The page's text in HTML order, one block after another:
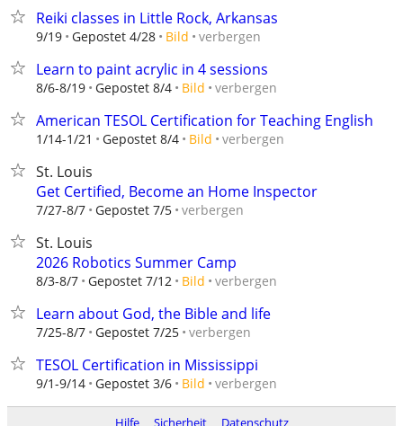
Reiki classes in Little Rock, Arkansas
9/19 Gepostet 4/28 Bild verbergen
Learn to paint acrylic in 4 sessions
8/6-8/19 Gepostet 8/4 Bild verbergen
American TESOL Certification for Teaching English
1/14-1/21 Gepostet 8/4 Bild verbergen
St. Louis
Get Certified, Become an Home Inspector
7/27-8/7 Gepostet 7/5 verbergen
St. Louis
2026 Robotics Summer Camp
8/3-8/7 Gepostet 7/12 Bild verbergen
Learn about God, the Bible and life
7/25-8/7 Gepostet 7/25 verbergen
TESOL Certification in Mississippi
9/1-9/14 Gepostet 3/6 Bild verbergen
Hilfe Sicherheit Datenschutz